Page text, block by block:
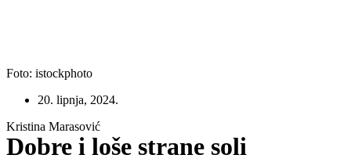
Foto: istockphoto
20. lipnja, 2024.
Kristina Marasović
Dobre i loše strane soli